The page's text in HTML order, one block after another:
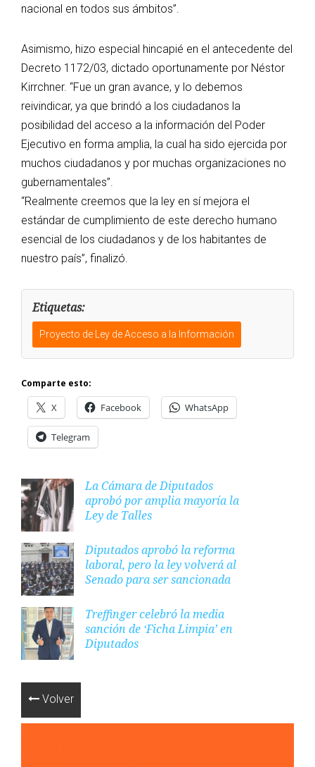
nacional en todos sus ámbitos”.
Asimismo, hizo especial hincapié en el antecedente del
Decreto 1172/03, dictado oportunamente por Néstor
Kirrchner. “Fue un gran avance, y lo debemos
reivindicar, ya que brindó a los ciudadanos la
posibilidad del acceso a la información del Poder
Ejecutivo en forma amplia, la cual ha sido ejercida por
muchos ciudadanos y por muchas organizaciones no
gubernamentales”.
“Realmente creemos que la ley en sí mejora el
estándar de cumplimiento de este derecho humano
esencial de los ciudadanos y de los habitantes de
nuestro país”, finalizó.
Etiquetas:
Proyecto de Ley de Acceso a la Información
Comparte esto:
X Facebook WhatsApp
Telegram
La Cámara de Diputados
aprobó por amplia mayoría la
Ley de Talles
Diputados aprobó la reforma
laboral, pero la ley volverá al
Senado para ser sancionada
Treffinger celebró la media
sanción de ‘Ficha Limpia’ en
Diputados
Volver